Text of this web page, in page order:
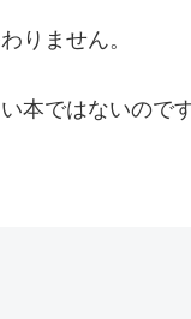
りません。
本ではないので